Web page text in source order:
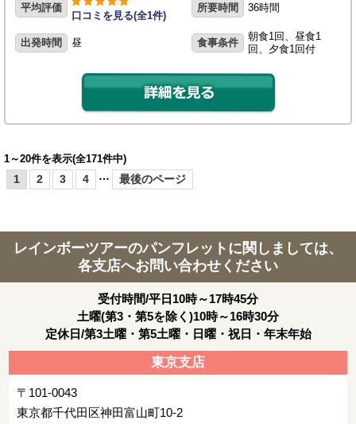
平均評価
口コミを見る(全1件)
所要時間 36時間
出発時間 昼 食事条件
朝食1回、昼食1
回、夕食1回付
1～20件を表示(全171件中)
1 2 3 4 … 最後のページ
レインボーツアーのパンフレットに関しましては、
各支店へお問い合わせください
受付時間/平日10時～17時45分
土曜(第3・第5を除く)10時～16時30分
定休日/第3土曜・第5土曜・日曜・祝日・年末年始
東京支店
〒101-0043
東京都千代田区神田富山町10-2